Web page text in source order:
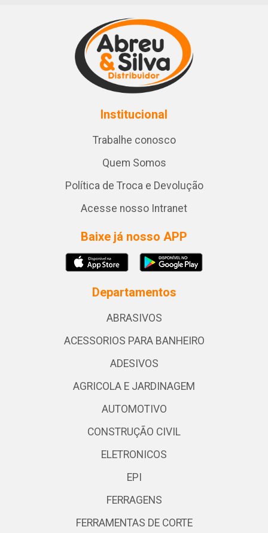
Institucional
Trabalhe conosco
Quem Somos
Política de Troca e Devolução
Acesse nosso Intranet
Baixe já nosso APP
Departamentos
ABRASIVOS
ACESSORIOS PARA BANHEIRO
ADESIVOS
AGRICOLA E JARDINAGEM
AUTOMOTIVO
CONSTRUÇÃO CIVIL
ELETRONICOS
EPI
FERRAGENS
FERRAMENTAS DE CORTE